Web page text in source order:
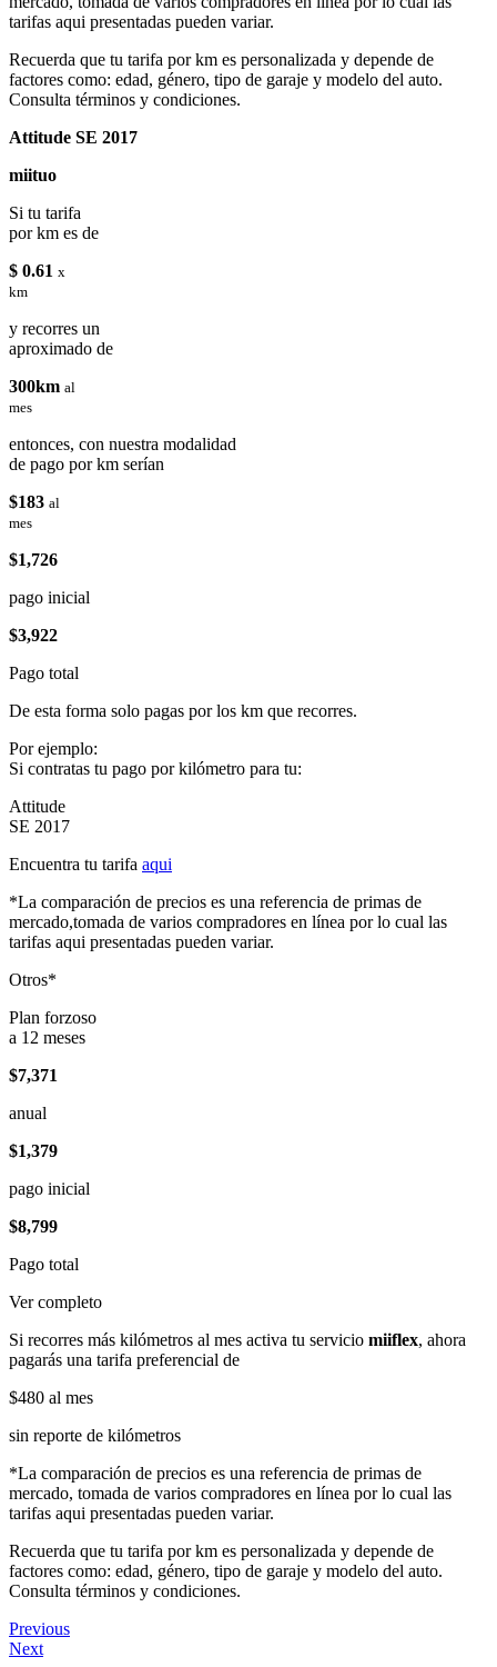
tarifas aqui presentadas pueden variar.
Recuerda que tu tarifa por km es personalizada y depende de
factores como: edad, género, tipo de garaje y modelo del auto.
Consulta términos y condiciones.
Attitude SE 2017
miituo
Si tu tarifa
por km es de
$ 0.61 x
km
y recorres un
aproximado de
300km al
mes
entonces, con nuestra modalidad
de pago por km serían
$183 al
mes
$1,726
pago inicial
$3,922
Pago total
De esta forma solo pagas por los km que recorres.
Por ejemplo:
Si contratas tu pago por kilómetro para tu:
Attitude
SE 2017
Encuentra tu tarifa aqui
*La comparación de precios es una referencia de primas de
mercado,tomada de varios compradores en línea por lo cual las
tarifas aqui presentadas pueden variar.
Otros*
Plan forzoso
a 12 meses
$7,371
anual
$1,379
pago inicial
$8,799
Pago total
Ver completo
Si recorres más kilómetros al mes activa tu servicio miiflex, ahora
pagarás una tarifa preferencial de
$480 al mes
sin reporte de kilómetros
*La comparación de precios es una referencia de primas de
mercado, tomada de varios compradores en línea por lo cual las
tarifas aqui presentadas pueden variar.
Recuerda que tu tarifa por km es personalizada y depende de
factores como: edad, género, tipo de garaje y modelo del auto.
Consulta términos y condiciones.
Previous
Next